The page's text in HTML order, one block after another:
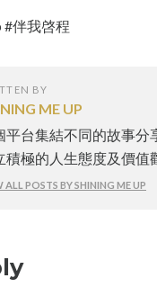
#伴我啓程
BY
ME UP
平台集結不同的故事分
積極的人生態度及價值
ALL POSTS BY SHINING ME UP